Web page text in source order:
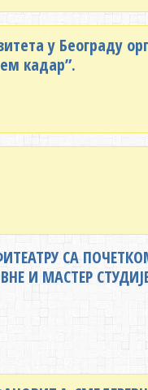
у Београду
кадар”.
СА
И МАСТЕР